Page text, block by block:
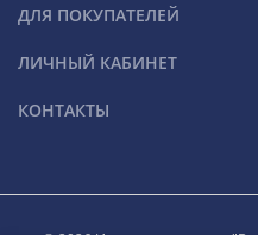
ДЛЯ ПОКУПАТЕЛЕЙ
ЛИЧНЫЙ КАБИНЕТ
КОНТАКТЫ
© 2026 Интернет-магазин